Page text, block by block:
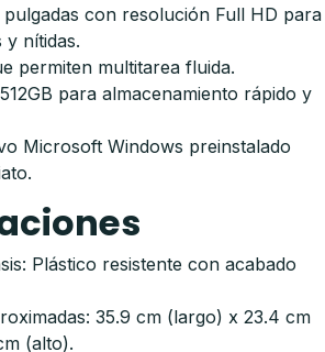
pulgadas con resolución Full HD para
y nítidas.
permiten multitarea fluida.
para almacenamiento rápido y
Microsoft Windows preinstalado
Plástico resistente con acabado
35.9 cm (largo) x 23.4 cm
(alto).